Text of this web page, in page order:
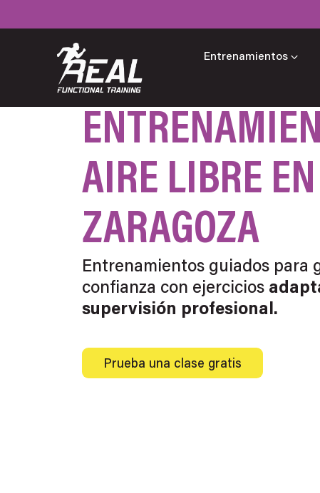
Entrenamientos
AIRE LIBRE EN
ZARAGOZA
Entrenamientos guiados para
confianza con ejercicios
supervisión profesional.
Prueba una clase gratis